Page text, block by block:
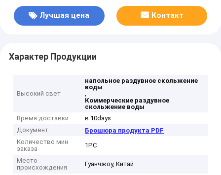
Лучшая цена Контакт
Характер Продукции
Высокий свет
напольное раздувное скольжение
воды
,
Коммерческие раздувное
скольжение воды
Время доставки
в 10days
Документ
Брошюра продукта PDF
Количество мин
заказа
1PC
Место
происхождения
Гуанчжоу, Китай